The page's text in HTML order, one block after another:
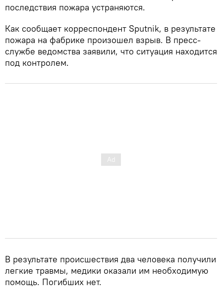
последствия пожара устраняются.
Как сообщает корреспондент Sputnik, в результате
пожара на фабрике произошел взрыв. В пресс-
службе ведомства заявили, что ситуация находится
под контролем.
В результате происшествия два человека получили
легкие травмы, медики оказали им необходимую
помощь. Погибших нет.